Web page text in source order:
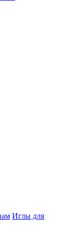
Иглы для